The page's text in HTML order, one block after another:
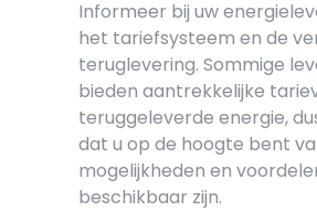
Informeer bij uw
het tariefsysteem en de
teruglevering. Sommige
bieden aantrekkelijke
teruggeleverde energie,
dat u op de hoogte bent
mogelijkheden en
beschikbaar zijn.